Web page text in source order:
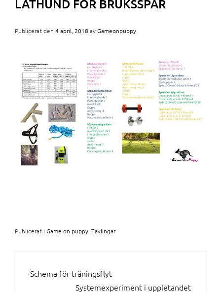
LATHUND FÖR BRUKSSPÅR
Publicerat den 4 april, 2018 avGameonpuppy
Publicerat i Game on puppy Tävlingar
INLÄGGSNAVIGERING
Schema för träningsflyt
Systemexperiment i uppletandet